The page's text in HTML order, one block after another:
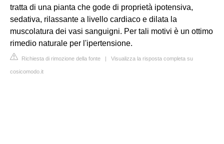
tratta di una pianta che gode di proprietà ipotensiva,
sedativa, rilassante a livello cardiaco e dilata la
muscolatura dei vasi sanguigni. Per tali motivi è un ottimo
rimedio naturale per l'ipertensione.
Richiesta di rimozione della fonte | Visualizza la risposta completa su
cosicomodo.it